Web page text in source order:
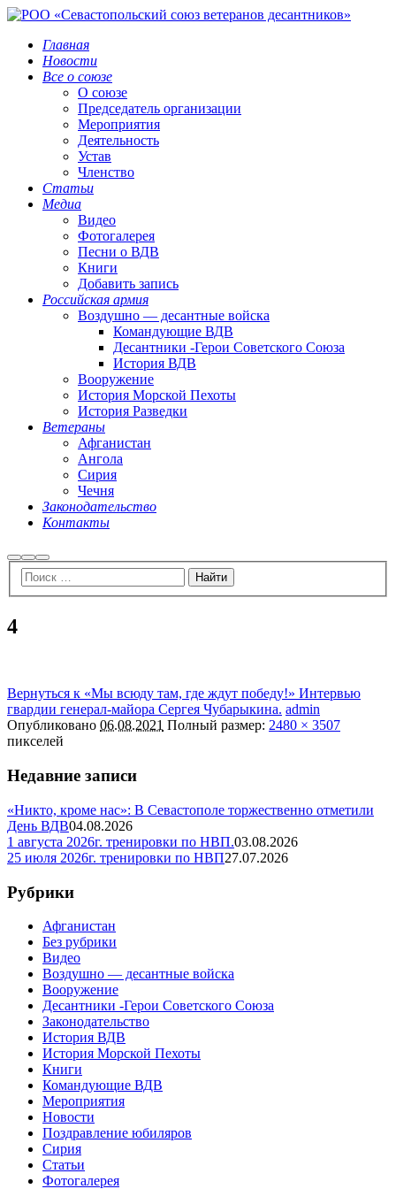
Главная
Новости
Все о союзе
О союзе
Председатель организации
Мероприятия
Деятельность
Устав
Членство
Статьи
Медиа
Видео
Фотогалерея
Песни о ВДВ
Книги
Добавить запись
Российская армия
Воздушно — десантные войска
Командующие ВДВ
Десантники -Герои Советского Союза
История ВДВ
Вооружение
История Морской Пехоты
История Разведки
Ветераны
Афганистан
Ангола
Сирия
Чечня
Законодательство
Контакты
НайтиБольше
информации
Главное
меню
4
Вернуться к «Мы всюду там, где ждут победу!» Интервью
гвардии генерал-майора Сергея Чубарыкина. admin
Опубликовано 06.08.2021 Полный размер: 2480 × 3507
пикселей
Недавние записи
«Никто, кроме нас»: В Севастополе торжественно отметили
День ВДВ04.08.2026
1 августа 2026г. тренировки по НВП.03.08.2026
25 июля 2026г. тренировки по НВП27.07.2026
Рубрики
Афганистан
Без рубрики
Видео
Воздушно — десантные войска
Вооружение
Десантники -Герои Советского Союза
Законодательство
История ВДВ
История Морской Пехоты
Книги
Командующие ВДВ
Мероприятия
Новости
Поздравление юбиляров
Сирия
Статьи
Фотогалерея